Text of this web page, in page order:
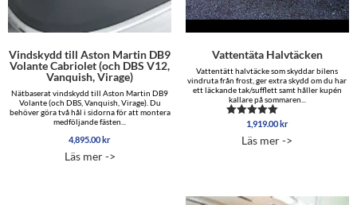
Vindskydd till Aston Martin DB9
Volante Cabriolet (och DBS V12,
Vanquish, Virage)
Nätbaserat vindskydd till Aston Martin DB9
Volante (och DBS, Vanquish, Virage). Du
behöver göra två hål i sidorna för att montera
medföljande fästen...
4,895.00kr
Läs mer ->
Vattentäta Halvtäcken
Vattentätt halvtäcke som skyddar bilens
vindruta från frost, ger extra skydd om du har
ett läckande tak/sufflett samt håller kupén
kallare på sommaren...
Betygsatt
av 5
1,919.00kr
Läs mer ->